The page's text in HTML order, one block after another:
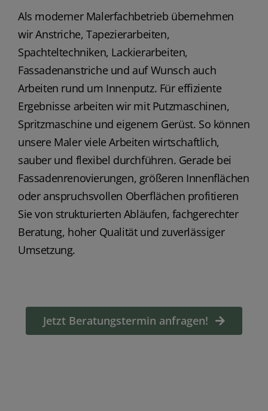
Als moderner Malerfachbetrieb übernehmen
wir Anstriche, Tapezierarbeiten,
Spachteltechniken, Lackierarbeiten,
Fassadenanstriche und auf Wunsch auch
Arbeiten rund um Innenputz. Für effiziente
Ergebnisse arbeiten wir mit Putzmaschinen,
Spritzmaschine und eigenem Gerüst. So können
unsere Maler viele Arbeiten wirtschaftlich,
sauber und flexibel durchführen. Gerade bei
Fassadenrenovierungen, größeren Innenflächen
oder anspruchsvollen Oberflächen profitieren
Sie von strukturierten Abläufen, fachgerechter
Beratung, hoher Qualität und zuverlässiger
Umsetzung.
Jetzt Beratungstermin anfragen!